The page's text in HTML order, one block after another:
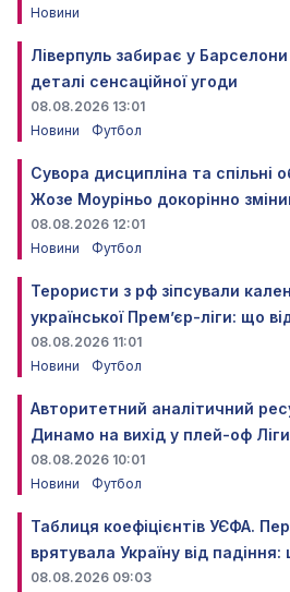
Новини
Ліверпуль забирає у Барселони
деталі сенсаційної угоди
08.08.2026 13:01
Новини
Футбол
Сувора дисципліна та спільні
Жозе Моуріньо докорінно
08.08.2026 12:01
Новини
Футбол
Терористи з рф зіпсували
української Прем’єр-ліги: що
08.08.2026 11:01
Новини
Футбол
Авторитетний аналітичний
Динамо на вихід у плей-оф
08.08.2026 10:01
Новини
Футбол
Таблиця коефіцієнтів УЄФА.
врятувала Україну від
08.08.2026 09:03